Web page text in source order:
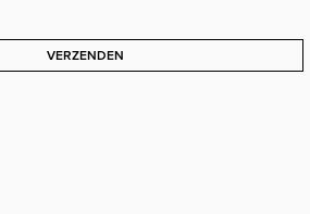
VERZENDEN